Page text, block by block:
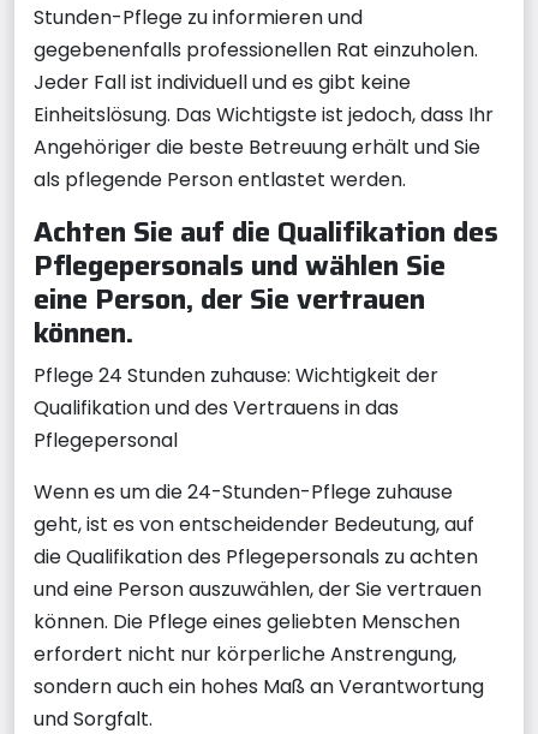
Stunden-Pflege zu informieren und
gegebenenfalls professionellen Rat einzuholen.
Jeder Fall ist individuell und es gibt keine
Einheitslösung. Das Wichtigste ist jedoch, dass Ihr
Angehöriger die beste Betreuung erhält und Sie
als pflegende Person entlastet werden.
Achten Sie auf die Qualifikation des
Pflegepersonals und wählen Sie
eine Person, der Sie vertrauen
können.
Pflege 24 Stunden zuhause: Wichtigkeit der
Qualifikation und des Vertrauens in das
Pflegepersonal
Wenn es um die 24-Stunden-Pflege zuhause
geht, ist es von entscheidender Bedeutung, auf
die Qualifikation des Pflegepersonals zu achten
und eine Person auszuwählen, der Sie vertrauen
können. Die Pflege eines geliebten Menschen
erfordert nicht nur körperliche Anstrengung,
sondern auch ein hohes Maß an Verantwortung
und Sorgfalt.